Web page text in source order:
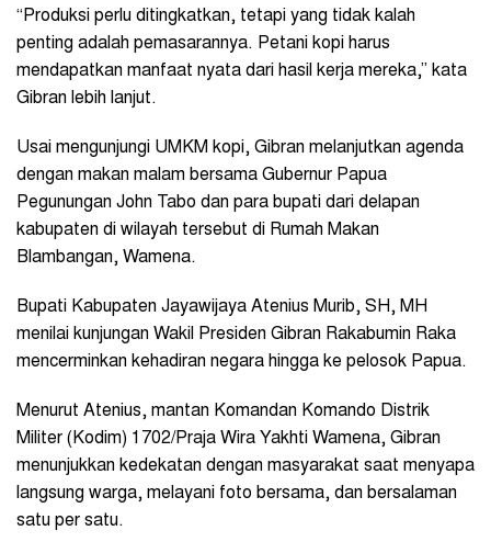
“Produksi perlu ditingkatkan, tetapi yang tidak kalah
penting adalah pemasarannya. Petani kopi harus
mendapatkan manfaat nyata dari hasil kerja mereka,” kata
Gibran lebih lanjut.
Usai mengunjungi UMKM kopi, Gibran melanjutkan agenda
dengan makan malam bersama Gubernur Papua
Pegunungan John Tabo dan para bupati dari delapan
kabupaten di wilayah tersebut di Rumah Makan
Blambangan, Wamena.
Bupati Kabupaten Jayawijaya Atenius Murib, SH, MH
menilai kunjungan Wakil Presiden Gibran Rakabumin Raka
mencerminkan kehadiran negara hingga ke pelosok Papua.
Menurut Atenius, mantan Komandan Komando Distrik
Militer (Kodim) 1702/Praja Wira Yakhti Wamena, Gibran
menunjukkan kedekatan dengan masyarakat saat menyapa
langsung warga, melayani foto bersama, dan bersalaman
satu per satu.